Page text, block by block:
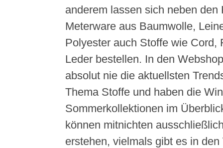
anderem lassen sich neben den
Meterware aus Baumwolle,
Polyester auch Stoffe wie Cord,
Leder bestellen. In den
absolut nie die aktuellsten
Thema Stoffe und haben die
Sommerkollektionen im
können mitnichten
erstehen, vielmals gibt es in